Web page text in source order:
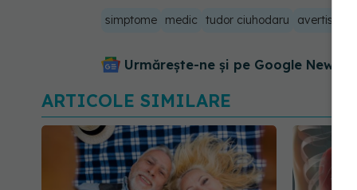
simptome medic tudor ciuhodaru avertisment
Urmărește-ne și pe Google News -
ARTICOLE SIMILARE